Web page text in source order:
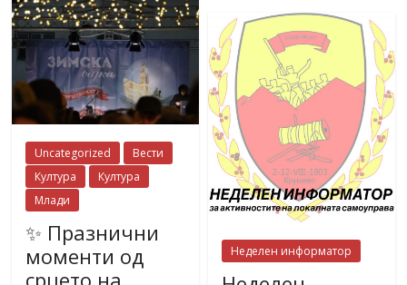
Uncategorized
Вести
Култура
Култура
Млади
✨ Празнични
моменти од
срцето на
Неделен информатор